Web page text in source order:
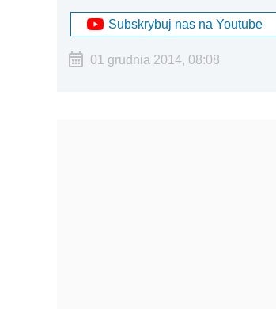
Subskrybuj nas na Youtube
01 grudnia 2014, 08:08